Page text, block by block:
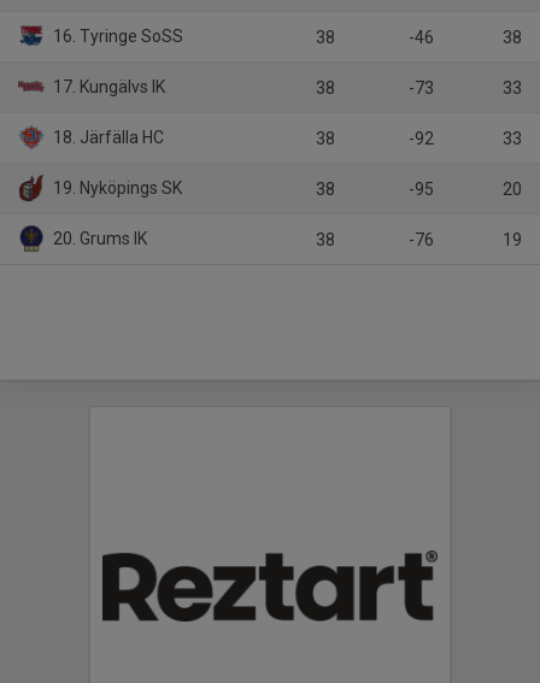
16. Tyringe SoSS 38 -46 38
17. Kungälvs IK 38 -73 33
18. Järfälla HC 38 -92 33
19. Nyköpings SK 38 -95 20
20. Grums IK 38 -76 19